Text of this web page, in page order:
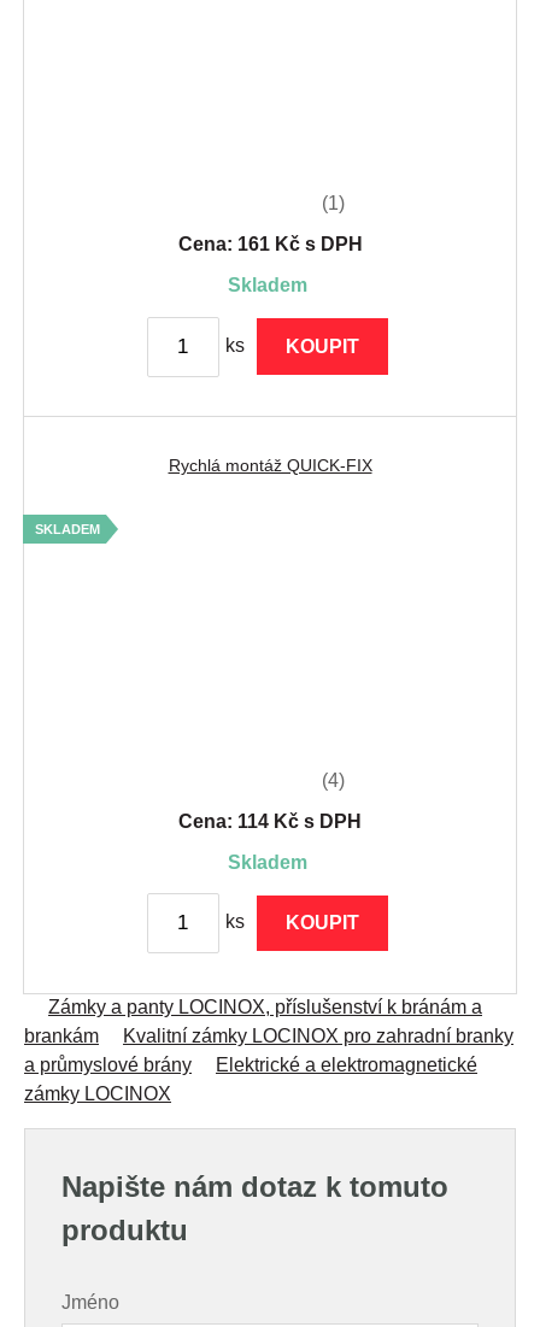
(1)
Cena: 161 Kč s DPH
skladem
ks KOUPIT
Rychlá montáž QUICK-FIX
SKLADEM
(4)
Cena: 114 Kč s DPH
skladem
ks KOUPIT
Zámky a panty LOCINOX, příslušenství k bránám a
brankám
Kvalitní zámky LOCINOX pro zahradní branky
a průmyslové brány
Elektrické a elektromagnetické
zámky LOCINOX
Napište nám dotaz k tomuto
produktu
Jméno